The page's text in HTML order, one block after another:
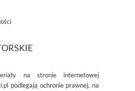
na stronie internetowej
podlegają ochronie prawnej, na